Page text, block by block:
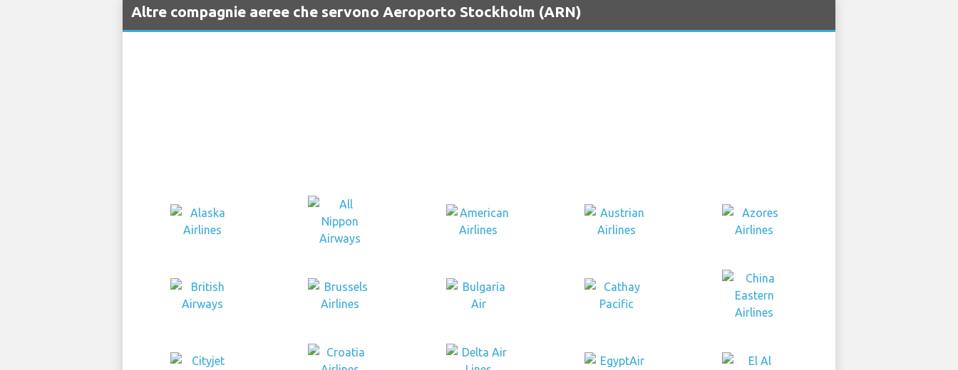
Altre compagnie aeree che servono Aeroporto Stockholm (ARN)